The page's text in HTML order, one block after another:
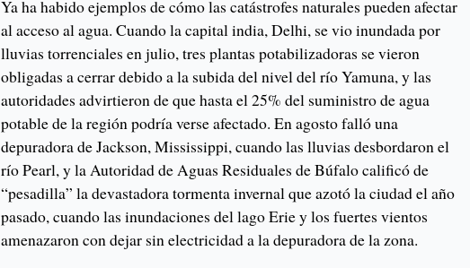
Ya ha habido ejemplos de cómo las catástrofes naturales pueden afectar
al acceso al agua. Cuando la capital india, Delhi, se vio inundada por
lluvias torrenciales en julio, tres plantas potabilizadoras se vieron
obligadas a cerrar debido a la subida del nivel del río Yamuna, y las
autoridades advirtieron de que hasta el 25% del suministro de agua
potable de la región podría verse afectado. En agosto falló una
depuradora de Jackson, Mississippi, cuando las lluvias desbordaron el
río Pearl, y la Autoridad de Aguas Residuales de Búfalo calificó de
“pesadilla” la devastadora tormenta invernal que azotó la ciudad el año
pasado, cuando las inundaciones del lago Erie y los fuertes vientos
amenazaron con dejar sin electricidad a la depuradora de la zona.